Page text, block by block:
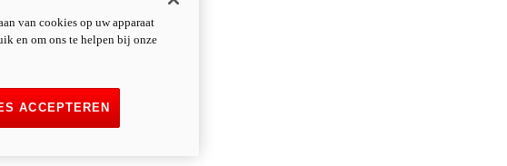
van cookies op uw apparaat
en om ons te helpen bij onze
ACCEPTEREN